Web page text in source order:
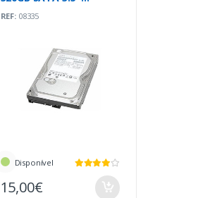
REF:08335
Disponível
15,00€